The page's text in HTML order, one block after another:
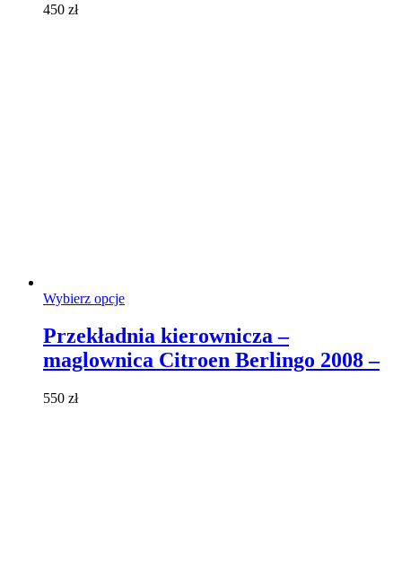
450 zł
Wybierz opcjeTen
ma
wiele
wariantów.
Przekładnia kierownicza –
maglownica Citroen Berlingo 2008 –
550 zł